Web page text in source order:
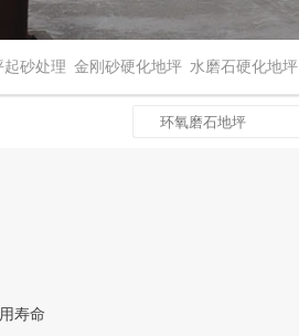
起砂处理 金刚砂硬化地坪 水磨石硬化地坪